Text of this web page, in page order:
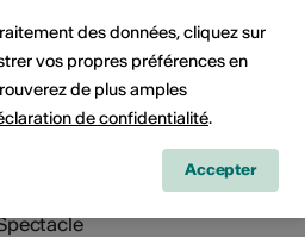
+41 27 452 02 90
Mail
Internet
Type d'événement
des données, cliquez sur
vos propres préférences en
de plus amples
de confidentialité.
Accepter